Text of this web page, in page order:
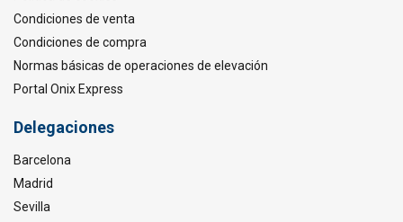
Condiciones de venta
Condiciones de compra
Normas básicas de operaciones de elevación
Portal Onix Express
Delegaciones
Barcelona
Madrid
Sevilla